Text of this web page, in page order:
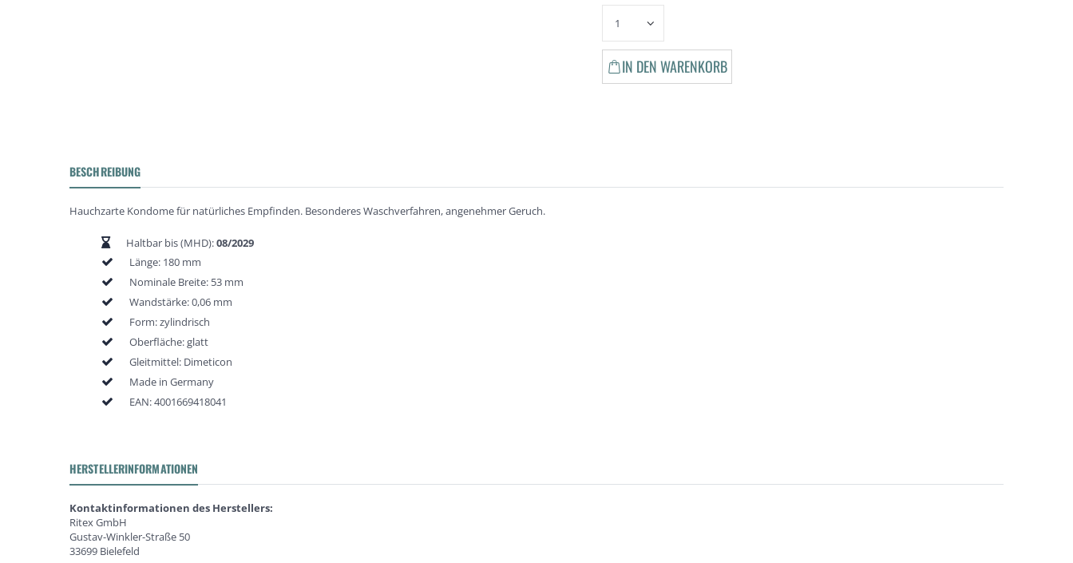
IN DEN WARENKORB
BESCHREIBUNG
Hauchzarte Kondome für natürliches Empfinden. Besonderes Waschverfahren, angenehmer Geruch.
Haltbar bis (MHD):08/2029
Länge: 180 mm
Nominale Breite: 53 mm
Wandstärke: 0,06 mm
Form: zylindrisch
Oberfläche: glatt
Gleitmittel: Dimeticon
Made in Germany
EAN:4001669418041
HERSTELLERINFORMATIONEN
Kontaktinformationen des Herstellers:
Ritex GmbH
Gustav-Winkler-Straße 50
33699 Bielefeld